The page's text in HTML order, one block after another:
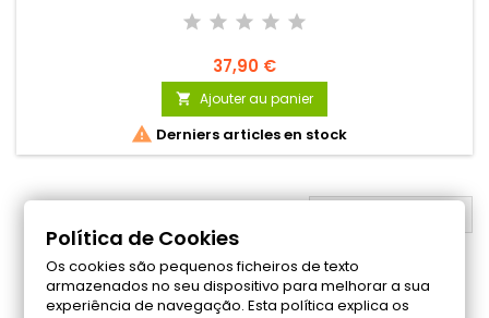
37,90 €
 Ajouter au panier
 Derniers articles en stock
Suivez-nous sur Facebook
Política de Cookies
Os cookies são pequenos ficheiros de texto
armazenados no seu dispositivo para melhorar a sua
experiência de navegação. Esta política explica os